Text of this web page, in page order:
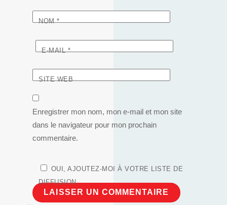
NOM*
E-MAIL*
SITE WEB
Enregistrer mon nom, mon e-mail et mon site
dans le navigateur pour mon prochain
commentaire.
OUI, AJOUTEZ-MOI À VOTRE LISTE DE
DIFFUSION.